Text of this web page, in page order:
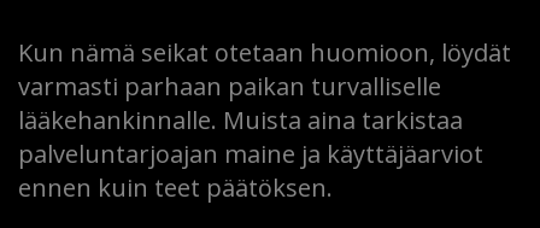
Kun nämä seikat otetaan huomioon, löydät
varmasti parhaan paikan turvalliselle
lääkehankinnalle. Muista aina tarkistaa
palveluntarjoajan maine ja käyttäjäarviot
ennen kuin teet päätöksen.